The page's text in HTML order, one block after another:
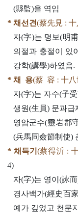
(縣監)을 역임
* 채선견(蔡先見 :
자(字)는 명보(明
의절과 충절이 있
강학(講學)하였음.
* 채 용(蔡 容 : 十八
자(字)는 자수(子
생원(生員) 문과
영암군수(靈岩郡
(兵馬同僉節制使)
* 채득기 (蔡得沂 :
4)
자(字)는 영이(詠
경사백가(經史百
예가 깊었고 천문